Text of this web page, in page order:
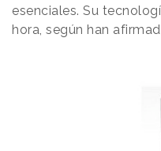
esenciales. Su
hora, según han